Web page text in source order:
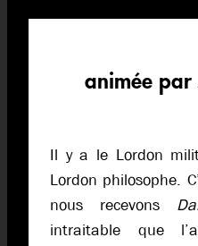
animée par
Il y a le Lordon
Lordon philosophe.
nous recevons
intraitable que